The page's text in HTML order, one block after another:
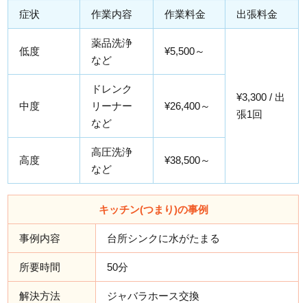
症状 作業内容 作業料金 出張料金
低度
薬品洗浄
など
¥5,500～
¥3,300 / 出
張1回
中度
ドレンク
リーナー
など
¥26,400～
高度
高圧洗浄
など
¥38,500～
キッチン(つまり)の事例
事例内容 台所シンクに水がたまる
所要時間 50分
解決方法 ジャバラホース交換